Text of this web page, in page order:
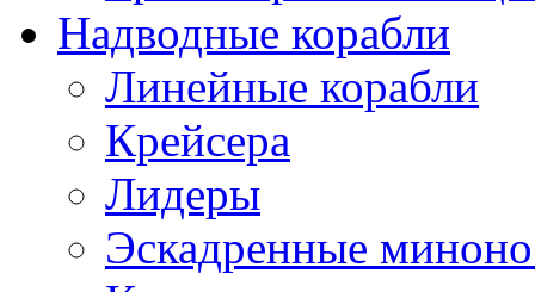
Надводные корабли
Линейные корабли
Крейсера
Лидеры
Эскадренные